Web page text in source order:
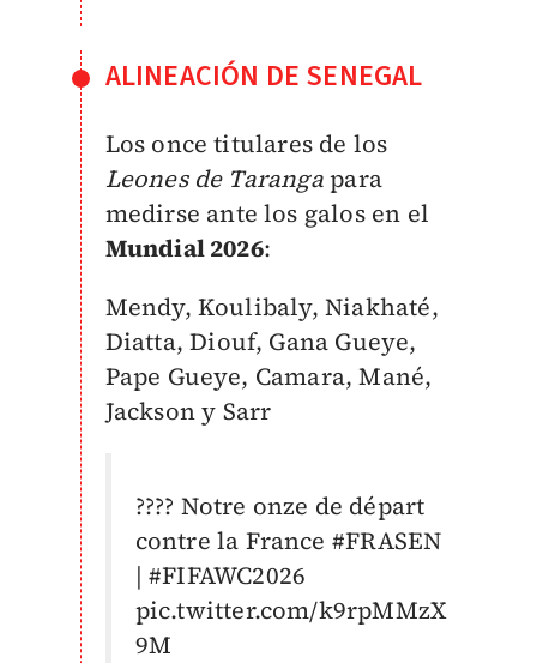
ALINEACIÓN DE SENEGAL
Los once titulares de los
Leones de Tarangapara
medirse ante los galos en el
Mundial 2026:
Mendy, Koulibaly, Niakhaté,
Diatta, Diouf, Gana Gueye,
Pape Gueye, Camara, Mané,
Jackson y Sarr
???? Notre onze de départ
contre la France #FRASEN
| #FIFAWC2026
pic.twitter.com/k9rpMMzX
9M